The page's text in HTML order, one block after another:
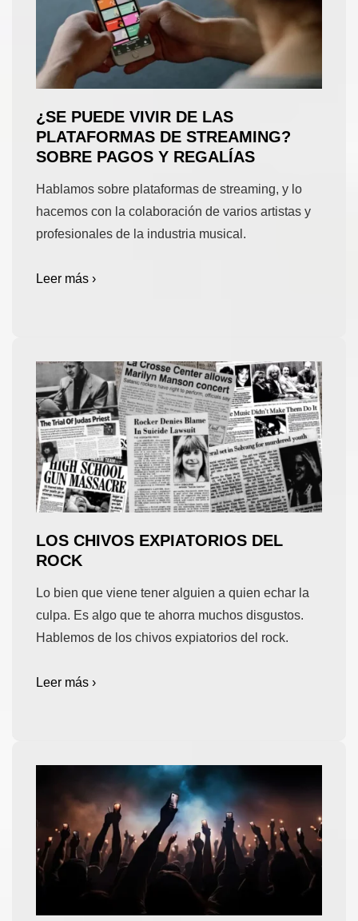
¿SE PUEDE VIVIR DE LAS
PLATAFORMAS DE STREAMING?
SOBRE PAGOS Y REGALÍAS
Hablamos sobre plataformas de streaming, y lo
hacemos con la colaboración de varios artistas y
profesionales de la industria musical.
Leer más ›
LOS CHIVOS EXPIATORIOS DEL
ROCK
Lo bien que viene tener alguien a quien echar la
culpa. Es algo que te ahorra muchos disgustos.
Hablemos de los chivos expiatorios del rock.
Leer más ›